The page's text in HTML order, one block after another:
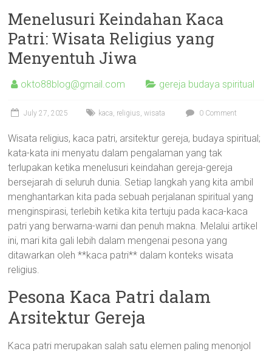
Menelusuri Keindahan Kaca
Patri: Wisata Religius yang
Menyentuh Jiwa
okto88blog@gmail.com gereja budaya spiritual
July 27, 2025 kaca, religius,wisata 0 Comment
Wisata religius, kaca patri, arsitektur gereja, budaya spiritual;
kata-kata ini menyatu dalam pengalaman yang tak
terlupakan ketika menelusuri keindahan gereja-gereja
bersejarah di seluruh dunia. Setiap langkah yang kita ambil
menghantarkan kita pada sebuah perjalanan spiritual yang
menginspirasi, terlebih ketika kita tertuju pada kaca-kaca
patri yang berwarna-warni dan penuh makna. Melalui artikel
ini, mari kita gali lebih dalam mengenai pesona yang
ditawarkan oleh **kaca patri** dalam konteks wisata
religius.
Pesona Kaca Patri dalam
Arsitektur Gereja
Kaca patri merupakan salah satu elemen paling menonjol